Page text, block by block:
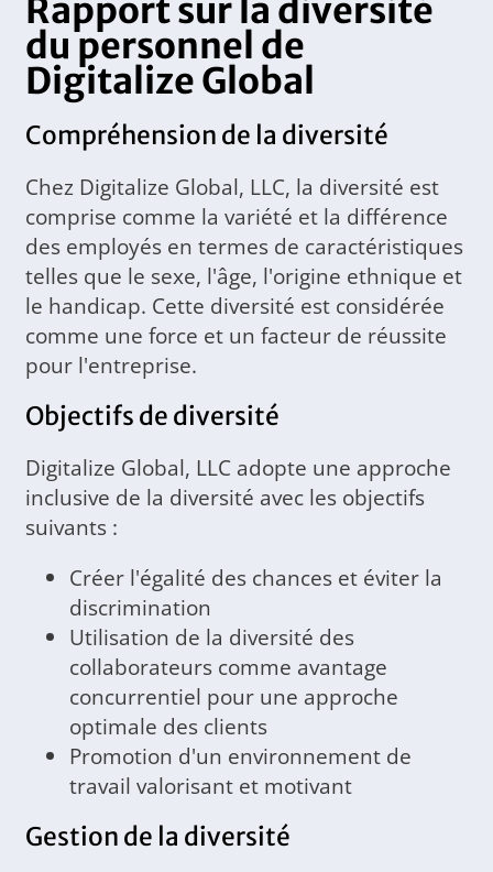
Rapport sur la diversité
du personnel de
Digitalize Global
Compréhension de la diversité
Chez Digitalize Global, LLC, la diversité est
comprise comme la variété et la différence
des employés en termes de caractéristiques
telles que le sexe, l'âge, l'origine ethnique et
le handicap. Cette diversité est considérée
comme une force et un facteur de réussite
pour l'entreprise.
Objectifs de diversité
Digitalize Global, LLC adopte une approche
inclusive de la diversité avec les objectifs
suivants :
Créer l'égalité des chances et éviter la
discrimination
Utilisation de la diversité des
collaborateurs comme avantage
concurrentiel pour une approche
optimale des clients
Promotion d'un environnement de
travail valorisant et motivant
Gestion de la diversité